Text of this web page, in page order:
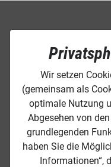
Wir setzen
(gemeinsam als
optimale Nutzung
Abgesehen von
grundlegenden
haben Sie die
Informationen“,